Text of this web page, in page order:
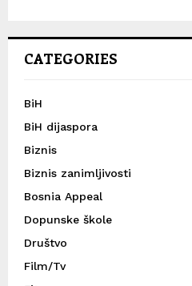
CATEGORIES
BiH
BiH dijaspora
Biznis
Biznis zanimljivosti
Bosnia Appeal
Dopunske škole
Društvo
Film/Tv